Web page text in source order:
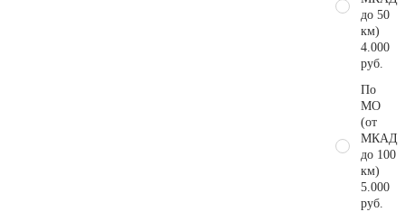
до 50
км)
4.000
руб.
По
МО
(от
МКАД
до 100
км)
5.000
руб.